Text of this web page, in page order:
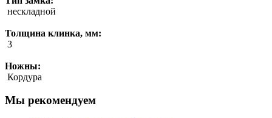
нескладной
Толщина клинка, мм:
3
Ножны:
Кордура
Мы рекомендуем